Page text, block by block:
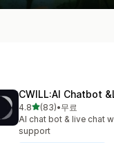
CWILL:AI Chatbot
4.8별 5개 중
(83)
총 리뷰 83개
•무료
AI chat bot & live chat
support